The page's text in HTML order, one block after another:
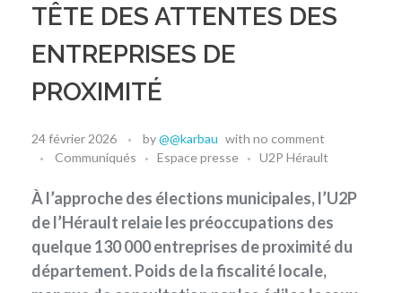
TÊTE DES ATTENTES DES
ENTREPRISES DE
PROXIMITÉ
24 février 2026 by@@karbau with no comment
Communiqués
Espace presse U2P Hérault
À l’approche des élections municipales, l’U2P
de l’Hérault relaie les préoccupations des
quelque 130 000 entreprises de proximité du
département. Poids de la fiscalité locale,